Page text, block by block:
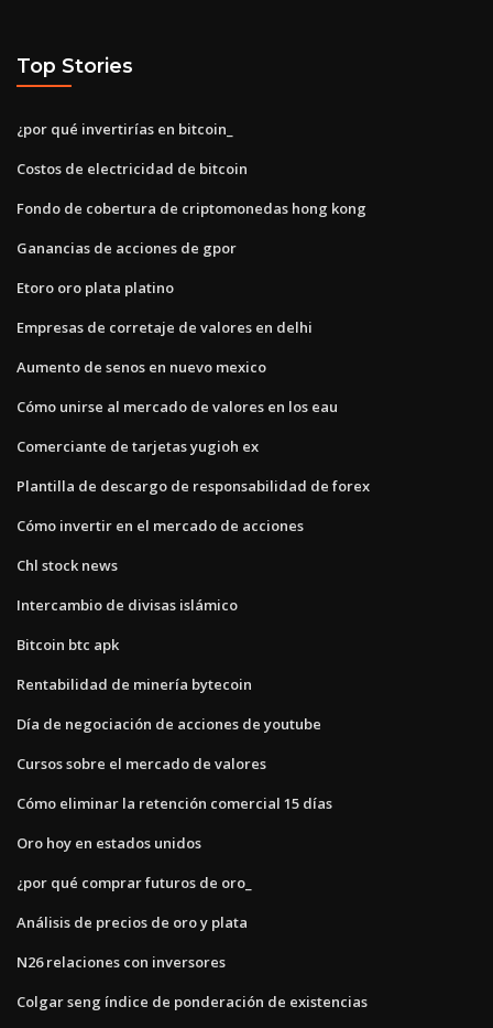
Top Stories
¿por qué invertirías en bitcoin_
Costos de electricidad de bitcoin
Fondo de cobertura de criptomonedas hong kong
Ganancias de acciones de gpor
Etoro oro plata platino
Empresas de corretaje de valores en delhi
Aumento de senos en nuevo mexico
Cómo unirse al mercado de valores en los eau
Comerciante de tarjetas yugioh ex
Plantilla de descargo de responsabilidad de forex
Cómo invertir en el mercado de acciones
Chl stock news
Intercambio de divisas islámico
Bitcoin btc apk
Rentabilidad de minería bytecoin
Día de negociación de acciones de youtube
Cursos sobre el mercado de valores
Cómo eliminar la retención comercial 15 días
Oro hoy en estados unidos
¿por qué comprar futuros de oro_
Análisis de precios de oro y plata
N26 relaciones con inversores
Colgar seng índice de ponderación de existencias